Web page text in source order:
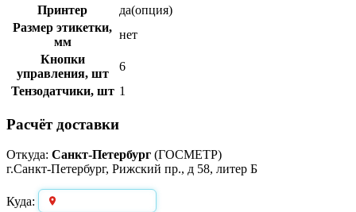
Принтер
да(опция)
Размер этикетки,
мм
нет
Кнопки
управления, шт
6
Тензодатчики, шт 1
Расчёт доставки
Откуда: Санкт-Петербург (ГОСМЕТР)
г.Санкт-Петербург, Рижский пр., д 58, литер Б
Куда: